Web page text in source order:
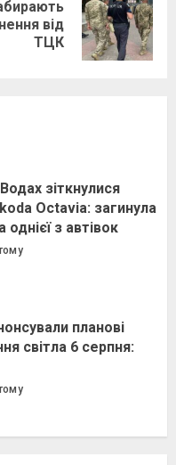
від
ТЦК
зіткнулися
Octavia: загинула
з автівок
планові
світла 6 серпня: